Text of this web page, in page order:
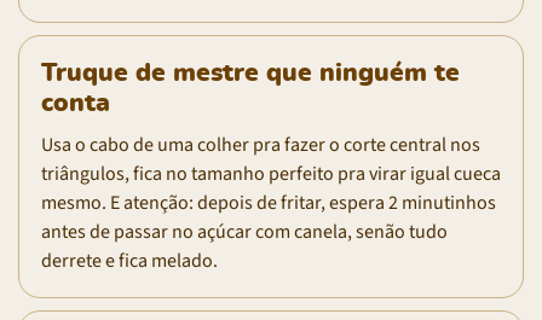
Truque de mestre que ninguém te
conta
Usa o cabo de uma colher pra fazer o corte central nos
triângulos, fica no tamanho perfeito pra virar igual cueca
mesmo. E atenção: depois de fritar, espera 2 minutinhos
antes de passar no açúcar com canela, senão tudo
derrete e fica melado.